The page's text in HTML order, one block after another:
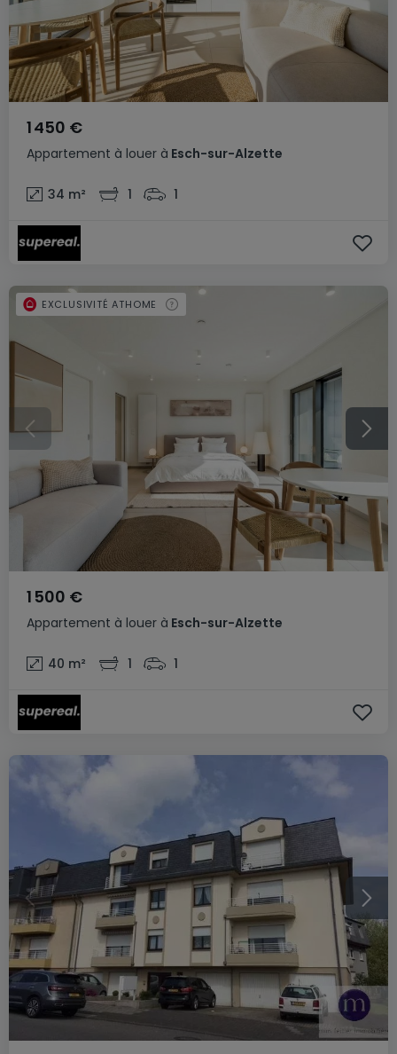
Appartement à louer à Esch-sur-Alzette
1 450 €
34 m² 1 1
Appartement à louer à Esch-sur-Alzette
1 500 €
40 m² 1 1
EXCLUSIVITÉ ATHOME